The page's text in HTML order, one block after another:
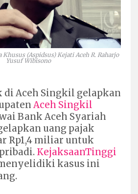
(Aspidsus) Kejati Aceh R. Raharjo
Yusuf Wibisono
di Aceh Singkil gelapkan
Aceh Singkil
Bank Aceh Syariah
uang pajak
Rp1,4 miliar untuk
KejaksaanTinggi
kasus ini